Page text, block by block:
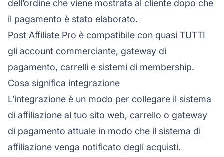
dell’ordine che viene mostrata al cliente dopo che
il pagamento è stato elaborato.
Post Affiliate Pro è compatibile con quasi TUTTI
gli account commerciante, gateway di
pagamento, carrelli e sistemi di membership.
Cosa significa integrazione
L’integrazione è un modo per collegare il sistema
di affiliazione al tuo sito web, carrello o gateway
di pagamento attuale in modo che il sistema di
affiliazione venga notificato degli acquisti.